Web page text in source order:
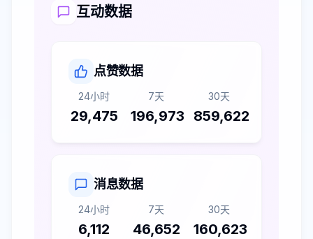
互动数据
点赞数据
24小时
29,475
7天
196,973
30天
859,622
消息数据
24小时
6,112
7天
46,652
30天
160,623